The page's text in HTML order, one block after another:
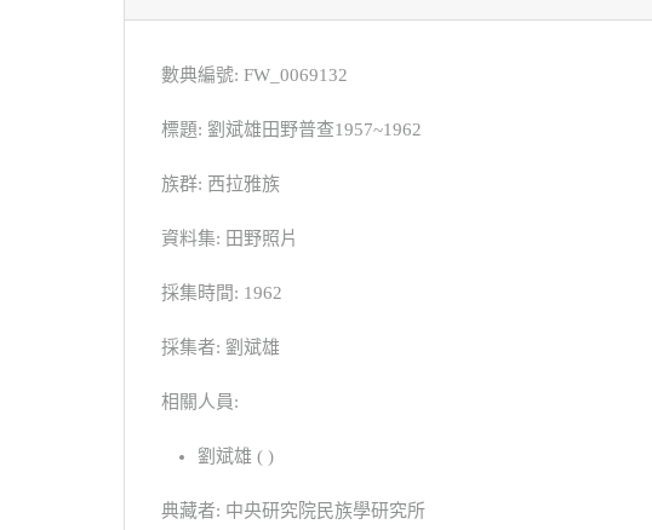
數典編號: FW_0069132
標題: 劉斌雄田野普查1957~1962
族群: 西拉雅族
資料集: 田野照片
採集時間: 1962
採集者: 劉斌雄
相關人員:
劉斌雄 ( )
典藏者: 中央研究院民族學研究所